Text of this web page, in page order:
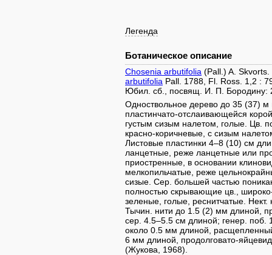
Легенда
Ботаническое описание
Chosenia arbutifolia (Pall.) A.
arbutifolia Pall. 1788, Fl. Ross. 1,2 :
Юбил. сб., посвящ. И. П. Бородину:
Одноствольное дерево до 35 (37)
пластинчато-отслаивающейся
густым сизым налетом, голые. Цв.
красно-коричневые, с сизым
Листовые пластинки 4–8 (10) см
ланцетные, реже ланцетные или
приостренные, в основании
мелкопильчатые, реже
сизые. Сер. большей частью
полностью скрывающие цв.,
зеленые, голые, реснитчатые.
Тычин. нити до 1.5 (2) мм длиной,
сер. 4.5–5.5 см длиной; генер. поб.
около 0.5 мм длиной,
6 мм длиной, продолговато-
(Жукова, 1968).